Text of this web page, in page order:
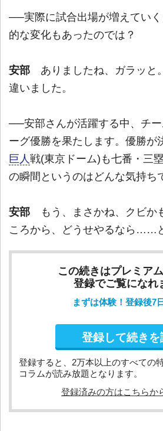
──実際に試合出場が増えてい
的な変化もあったのでは？
安部 ありましたね、ガラッと
違いました。
──安部さんが活躍する中、チー
ーグ優勝を果たします。優勝が
巨人 戦(東京ドーム)も七番・三
の瞬間というのはどんな気持ち
安部 もう、まさかね、クビか
ころから、どうせやるなら……
この続きはプレミア
登録でご覧になれ
まずは体験！登録後7
登録して続きを
登録すると、2万本以上のすべての
コラムが読み放題となります。
登録済みの方はこちらか